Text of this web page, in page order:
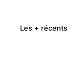
Les + récents